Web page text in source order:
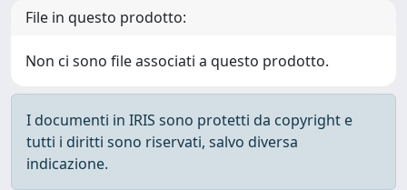
File in questo prodotto:
Non ci sono file associati a questo prodotto.
I documenti in IRIS sono protetti da copyright e
tutti i diritti sono riservati, salvo diversa
indicazione.